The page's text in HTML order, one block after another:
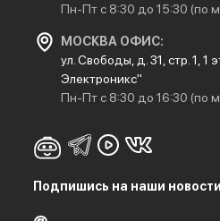
Пн-Пт с 8:30 до 15:30 (по
МОСКВА ОФИС:
ул. Свободы, д. 31, стр. 1,
Электроникс"
Пн-Пт с 8:30 до 16:30 (по
Подпишись на наши